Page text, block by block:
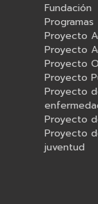
Fundación
Programas
Proyecto
Proyecto
Proyecto
Proyecto
Proyecto
Proyecto
Proyecto
juventud